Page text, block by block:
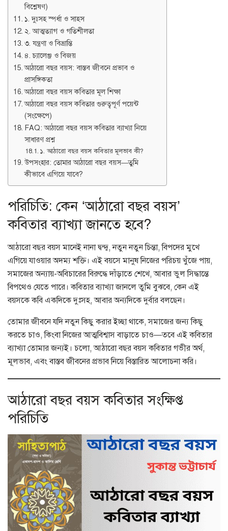
বিশ্লেষণ)
১. দুঃসহ স্পর্ধা ও সাহস
২. আত্মত্যাগ ও গতিশীলতা
৩. যন্ত্রণা ও বিভ্রান্তি
৪. চ্যালেঞ্জ ও বিজয়
আঠারো বছর বয়স: বাস্তব জীবনে প্রভাব ও
প্রাসঙ্গিকতা
আঠারো বছর বয়স কবিতার মূল শিক্ষা
আঠারো বছর বয়স কবিতার গুরুত্বপূর্ণ পয়েন্ট
(সংক্ষেপে)
FAQ: আঠারো বছর বয়স কবিতার ব্যাখ্যা নিয়ে
সাধারণ প্রশ্ন
১. আঠারো বছর বয়স কবিতার মূলভাব কী?
উপসংহার: তোমার আঠারো বছর বয়স—তুমি
কীভাবে এগিয়ে যাবে?
পরিচিতি: কেন ‘আঠারো বছর বয়স’
কবিতার ব্যাখ্যা জানতে হবে?
আঠারো বছর বয়স মানেই নানা দ্বন্দ্ব, নতুন নতুন চিন্তা, বিপদের মুখে
এগিয়ে যাওয়ার অদম্য শক্তি। এই বয়সে মানুষ নিজের পরিচয় খুঁজে পায়,
সমাজের অন্যায়-অবিচারের বিরুদ্ধে দাঁড়াতে শেখে, আবার ভুল সিদ্ধান্তে
বিপথেও যেতে পারে। কবিতার ব্যাখ্যা জানলে তুমি বুঝবে, কেন এই
বয়সকে কবি একদিকে দুঃসহ, আবার অন্যদিকে দুর্বার বলছেন।
তোমার জীবনে যদি নতুন কিছু করার ইচ্ছা থাকে, সমাজের জন্য কিছু
করতে চাও, কিংবা নিজের আত্মবিশ্বাস বাড়াতে চাও—তবে এই কবিতার
ব্যাখ্যা তোমার জন্যই। চলো, আঠারো বছর বয়স কবিতার গভীর অর্থ,
মূলভাব, এবং বাস্তব জীবনের প্রভাব নিয়ে বিস্তারিত আলোচনা করি।
আঠারো বছর বয়স কবিতার সংক্ষিপ্ত
পরিচিতি